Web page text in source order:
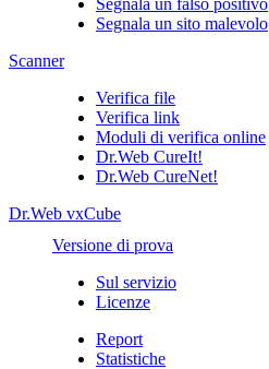
Segnala un falso positivo
Segnala un sito malevolo
Scanner
Verifica file
Verifica link
Moduli di verifica online
Dr.Web CureIt!
Dr.Web CureNet!
Dr.Web vxCube
Versione di prova
Sul servizio
Licenze
Report
Statistiche